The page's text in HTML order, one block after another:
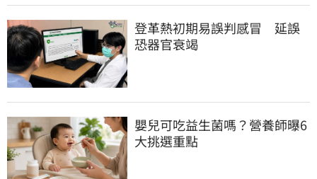
登革熱初期易誤判感冒　延誤
恐器官衰竭
嬰兒可吃益生菌嗎？營養師曝6
大挑選重點